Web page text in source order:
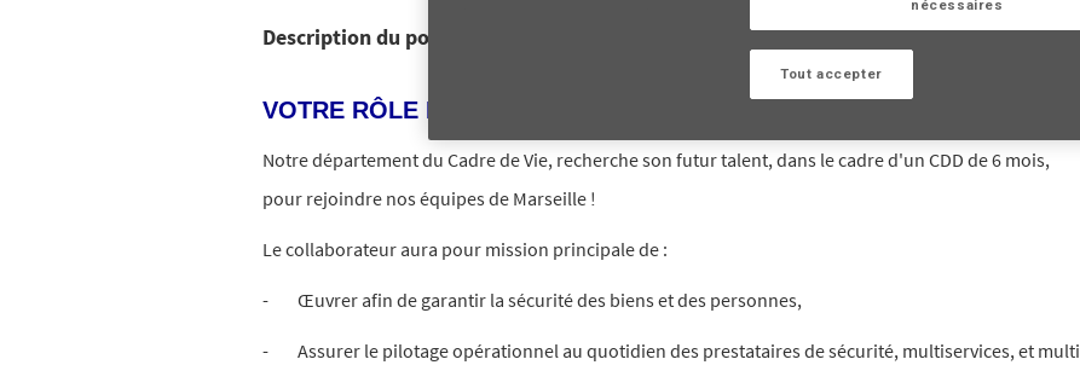
Description du poste
VOTRE RÔLE ET VOS MISSIONS
Notre département du Cadre de Vie, recherche son futur talent, dans le cadre d'un CDD de 6 mois,
pour rejoindre nos équipes de Marseille !
Le collaborateur aura pour mission principale de :
- Œuvrer afin de garantir la sécurité des biens et des personnes,
- Assurer le pilotage opérationnel au quotidien des prestataires de sécurité, multiservices, et multi
nécessaires
Tout accepter